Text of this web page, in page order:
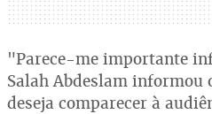
"Parece-me importante
Salah Abdeslam informou
deseja comparecer à